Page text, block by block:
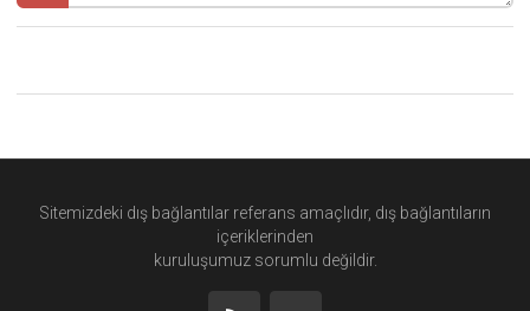
Sitemizdeki dış bağlantılar referans amaçlıdır, dış bağlantıların
içeriklerinden
kuruluşumuz sorumlu değildir.